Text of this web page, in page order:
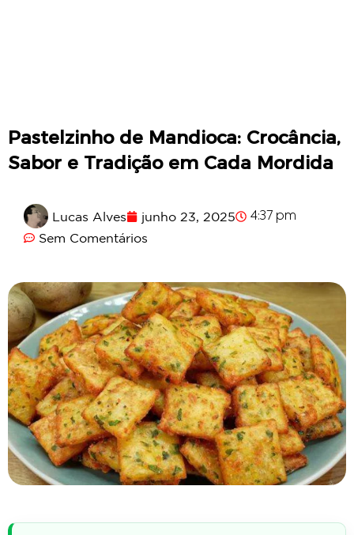
Pastelzinho de Mandioca: Crocância,
Sabor e Tradição em Cada Mordida
Lucas Alves junho 23, 2025 4:37 pm
Sem Comentários